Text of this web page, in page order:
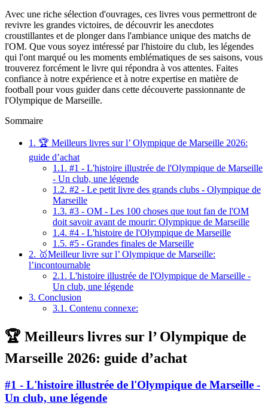
Avec une riche sélection d'ouvrages, ces livres vous permettront de
revivre les grandes victoires, de découvrir les anecdotes
croustillantes et de plonger dans l'ambiance unique des matchs de
l'OM. Que vous soyez intéressé par l'histoire du club, les légendes
qui l'ont marqué ou les moments emblématiques de ses saisons, vous
trouverez forcément le livre qui répondra à vos attentes. Faites
confiance à notre expérience et à notre expertise en matière de
football pour vous guider dans cette découverte passionnante de
l'Olympique de Marseille.
Sommaire
1. 🏆 Meilleurs livres sur l’ Olympique de Marseille 2026:
guide d’achat
1.1. #1 - L'histoire illustrée de l'Olympique de Marseille
- Un club, une légende
1.2. #2 - Le petit livre des grands clubs - Olympique de
Marseille
1.3. #3 - OM - Les 100 choses que tout fan de l'OM
doit savoir avant de mourir: Olympique de Marseille
1.4. #4 - L'histoire de l'Olympique de Marseille
1.5. #5 - Grandes finales de Marseille
2. 🥇Meilleur livre sur l’ Olympique de Marseille:
l’incontournable
2.1. L'histoire illustrée de l'Olympique de Marseille -
Un club, une légende
3. Conclusion
3.1. Contenu connexe:
🏆 Meilleurs livres sur l’ Olympique de
Marseille 2026: guide d’achat
#1 - L'histoire illustrée de l'Olympique de Marseille -
Un club, une légende